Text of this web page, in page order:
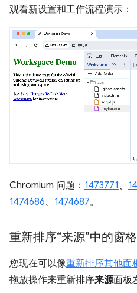
观看新设置和工作流程演示：
Chromium 问题： 1473771 、
1474686、 1474687。
重新排序“来源”中的窗格
您现在可以像重新排序其他面
拖放操作来重新排序来源面板